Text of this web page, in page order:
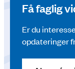
Få faglig
Er du
opdateringer